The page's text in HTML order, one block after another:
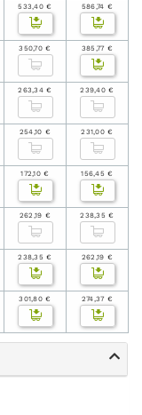
533,40 € 586,74 €
350,70 € 385,77 €
263,34 € 239,40 €
254,10 € 231,00 €
172,10 € 156,45 €
262,19 € 238,35 €
238,35 € 262,19 €
301,80 € 274,37 €